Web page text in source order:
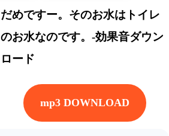
だめですー。そのお水はトイレ
のお水なのです。-効果音ダウン
ロード
mp3 DOWNLOAD